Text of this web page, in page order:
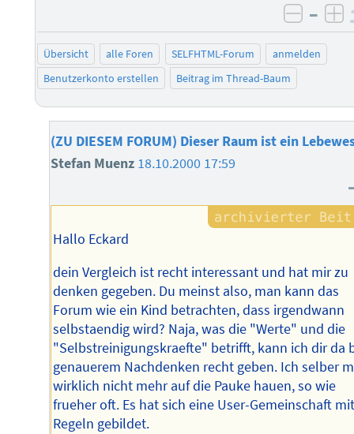
–
Übersicht alle Foren SELFHTML-Forum
anmelden
Benutzerkonto erstellen
Beitrag im Thread-Baum
(ZU DIESEM FORUM) Dieser Raum ist ein
Stefan Muenz 18.10.2000 17:59
Hallo Eckard
dein Vergleich ist recht interessant und hat mir zu
denken gegeben. Du meinst also, man kann das
Forum wie ein Kind betrachten, dass irgendwann
selbstaendig wird? Naja, was die "Werte" und die
"Selbstreinigungskraefte" betrifft, kann ich dir da
genauerem Nachdenken recht geben. Ich selber
wirklich nicht mehr auf die Pauke hauen, so wie
frueher oft. Es hat sich eine User-Gemeinschaft
Regeln gebildet.